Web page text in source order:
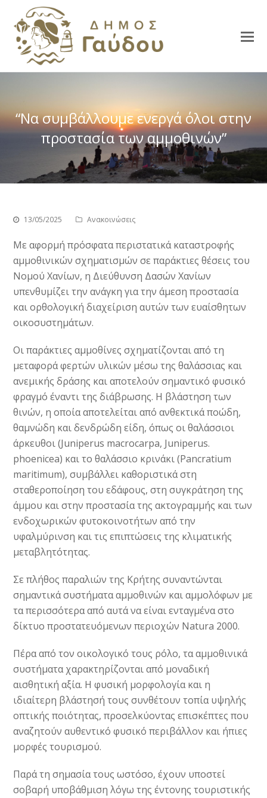
“Να συμβάλλουμε ενεργά όλοι στην
προστασία των αμμοθινών”
13/05/2025 Ανακοινώσεις
Με αφορμή πρόσφατα περιστατικά καταστροφής
αμμοθινικών σχηματισμών σε παράκτιες θέσεις του
Νομού Χανίων, η Διεύθυνση Δασών Χανίων
υπενθυμίζει την ανάγκη για την άμεση προστασία
και ορθολογική διαχείριση αυτών των ευαίσθητων
οικοσυστημάτων.
Οι παράκτιες αμμοθίνες σχηματίζονται από τη
μεταφορά φερτών υλικών μέσω της θαλάσσιας και
ανεμικής δράσης και αποτελούν σημαντικό φυσικό
φραγμό έναντι της διάβρωσης. Η βλάστηση των
θινών, η οποία αποτελείται από ανθεκτικά ποώδη,
θαμνώδη και δενδρώδη είδη, όπως οι θαλάσσιοι
άρκευθοι (Juniperus macrocarpa, Juniperus.
phoenicea) και το θαλάσσιο κρινάκι (Pancratium
maritimum), συμβάλλει καθοριστικά στη
σταθεροποίηση του εδάφους, στη συγκράτηση της
άμμου και στην προστασία της ακτογραμμής και των
ενδοχωρικών φυτοκοινοτήτων από την
υφαλμύρινση και τις επιπτώσεις της κλιματικής
μεταβλητότητας.
Σε πλήθος παραλιών της Κρήτης συναντώνται
σημαντικά συστήματα αμμοθινών και αμμολόφων με
τα περισσότερα από αυτά να είναι ενταγμένα στο
δίκτυο προστατευόμενων περιοχών Natura 2000.
Πέρα από τον οικολογικό τους ρόλο, τα αμμοθινικά
συστήματα χαρακτηρίζονται από μοναδική
αισθητική αξία. Η φυσική μορφολογία και η
ιδιαίτερη βλάστησή τους συνθέτουν τοπία υψηλής
οπτικής ποιότητας, προσελκύοντας επισκέπτες που
αναζητούν αυθεντικό φυσικό περιβάλλον και ήπιες
μορφές τουρισμού.
Παρά τη σημασία τους ωστόσο, έχουν υποστεί
σοβαρή υποβάθμιση λόγω της έντονης τουριστικής